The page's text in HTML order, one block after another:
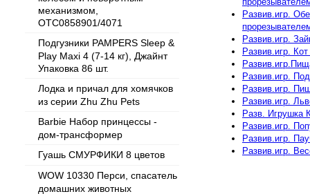
механизмом,
OTC0858901/4071
Подгузники PAMPERS Sleep &
Play Maxi 4 (7-14 кг), Джайнт
Упаковка 86 шт.
Лодка и причал для хомячков
из серии Zhu Zhu Pets
Barbie Набор принцессы -
дом-трансформер
Гуашь СМУРФИКИ 8 цветов
WOW 10330 Перси, спасатель
домашних животных
Развив.игр.
Развив.игр.
Развив.игр.
Развив.игр.
Развив.игр.
Развив.игр.
Разв. Игрушка
Развив.игр.
Развив.игр.
Развив.игр.